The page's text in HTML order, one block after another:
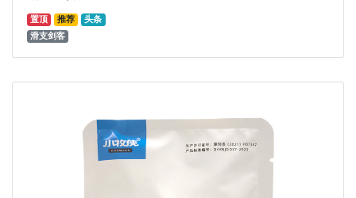
置顶 推荐
头条
滑支剑客